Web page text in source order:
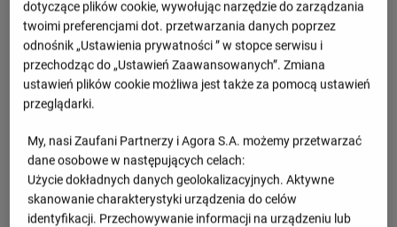
dotyczące plików cookie, wywołując narzędzie do zarządzania
twoimi preferencjami dot. przetwarzania danych poprzez
odnośnik „Ustawienia prywatności ” w stopce serwisu i
przechodząc do „Ustawień Zaawansowanych”. Zmiana
ustawień plików cookie możliwa jest także za pomocą ustawień
przeglądarki.
My, nasi Zaufani Partnerzy i Agora S.A. możemy przetwarzać
dane osobowe w następujących celach:
Użycie dokładnych danych geolokalizacyjnych. Aktywne
skanowanie charakterystyki urządzenia do celów
identyfikacji. Przechowywanie informacji na urządzeniu lub